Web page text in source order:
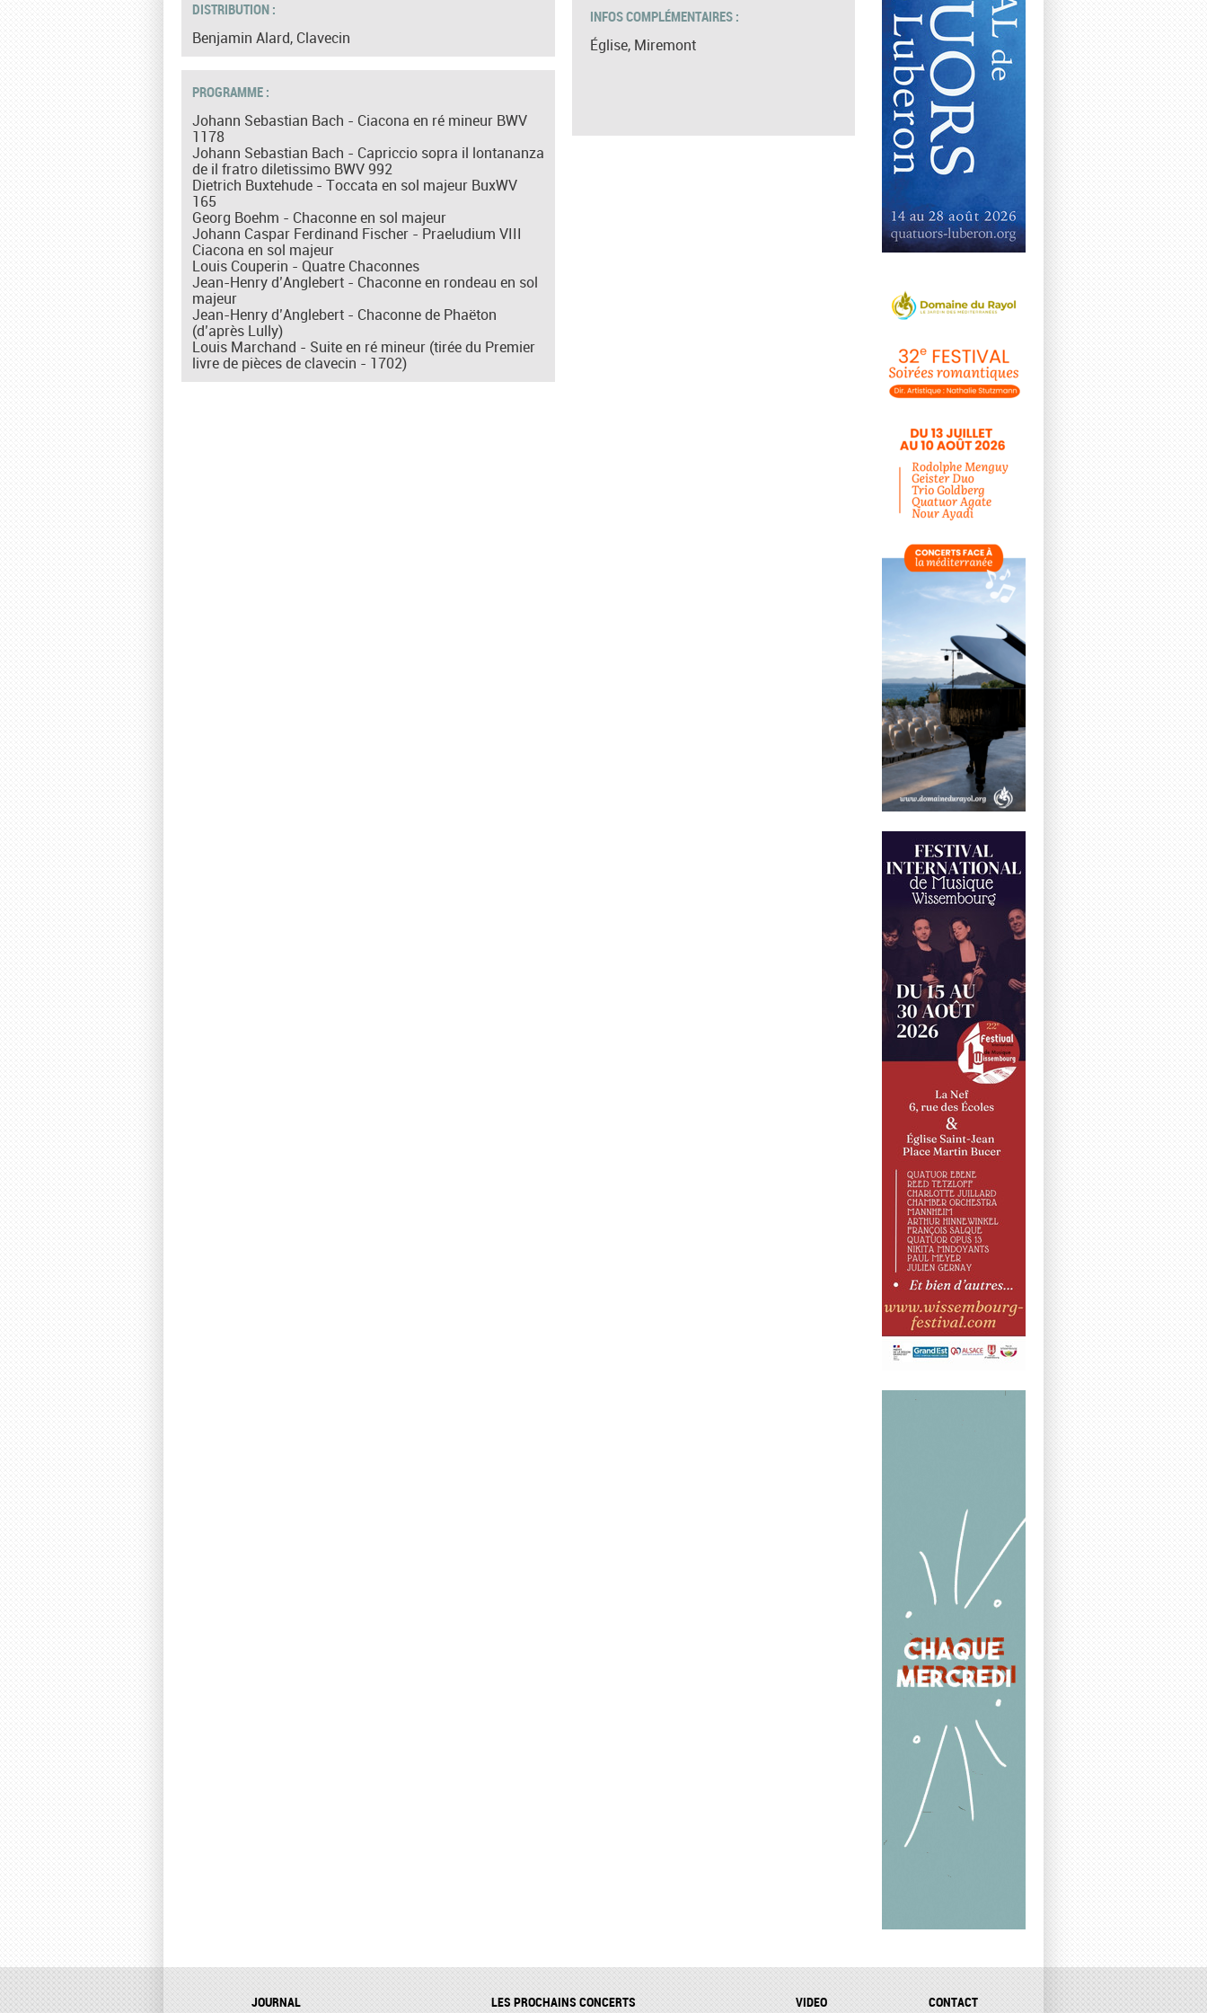
DISTRIBUTION :
Benjamin Alard, Clavecin
PROGRAMME :
Johann Sebastian Bach - Ciacona en ré mineur BWV
1178
Johann Sebastian Bach - Capriccio sopra il lontananza
de il fratro diletissimo BWV 992
Dietrich Buxtehude - Toccata en sol majeur BuxWV
165
Georg Boehm - Chaconne en sol majeur
Johann Caspar Ferdinand Fischer - Praeludium VIII
Ciacona en sol majeur
Louis Couperin - Quatre Chaconnes
Jean-Henry d’Anglebert - Chaconne en rondeau en sol
majeur
Jean-Henry d’Anglebert - Chaconne de Phaëton
(d’après Lully)
Louis Marchand - Suite en ré mineur (tirée du Premier
livre de pièces de clavecin - 1702)
INFOS COMPLÉMENTAIRES :
Église, Miremont
JOURNAL LES PROCHAINS CONCERTS VIDEO CONTACT